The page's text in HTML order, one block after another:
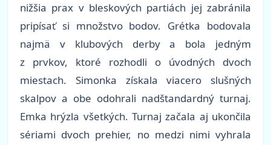
nižšia prax v bleskových partiách jej zabránila
pripísať si množstvo bodov. Grétka bodovala
najmä v klubových derby a bola jedným
z prvkov, ktoré rozhodli o úvodných dvoch
miestach. Simonka získala viacero slušných
skalpov a obe odohrali nadštandardný turnaj.
Emka hrýzla všetkých. Turnaj začala aj ukončila
sériami dvoch prehier, no medzi nimi vyhrala